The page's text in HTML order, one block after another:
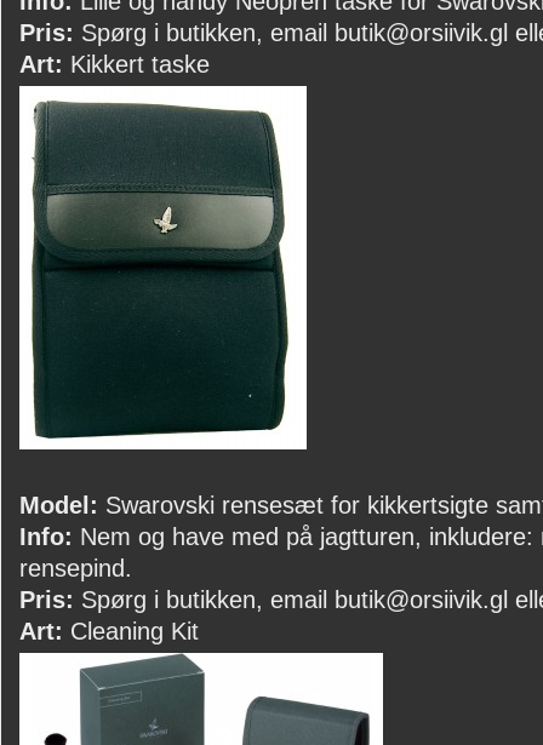
Pris: Spørg i butikken, email butik@orsiivik.gl
Art: Kikkert taske
Model: Swarovski rensesæt for kikkertsigte
Info: Nem og have med på jagtturen,
rensepind.
Pris: Spørg i butikken, email butik@orsiivik.gl
Art: Cleaning Kit